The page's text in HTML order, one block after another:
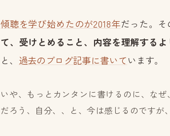
傾聴を学び始めたのが2018年だった。
て、受けとめること、内容を理解するよ
と、 過去のブログ記事に書いています。
いや、もっとカンタンに書けるのに、な
だろう、自分、、と、今は感じるのですが